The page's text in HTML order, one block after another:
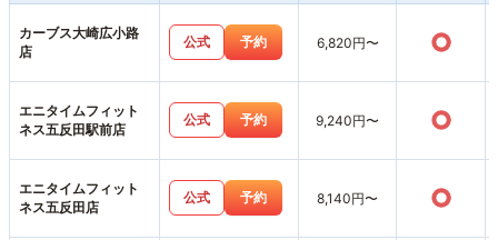
カーブス大崎広小路
店
公式 予約 6,820円〜 ○
エニタイムフィット
ネス五反田駅前店
公式 予約 9,240円〜 ○
エニタイムフィット
ネス五反田店
公式 予約 8,140円〜 ○